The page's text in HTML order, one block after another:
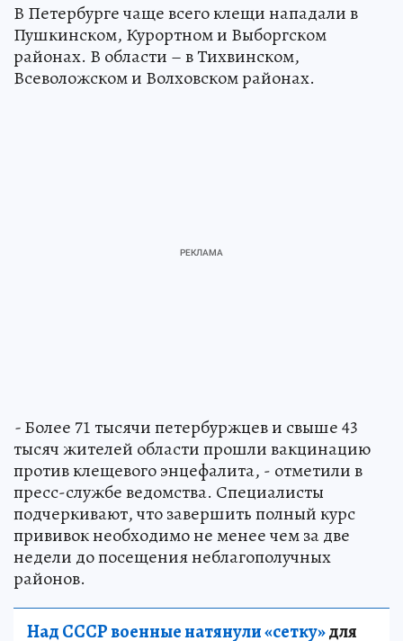
В Петербурге чаще всего клещи нападали в
Пушкинском, Курортном и Выборгском
районах. В области – в Тихвинском,
Всеволожском и Волховском районах.
-Более 71 тысячи петербуржцев и свыше 43
тысяч жителей области прошли вакцинацию
против клещевого энцефалита, - отметили в
пресс-службе ведомства. Специалисты
подчеркивают, что завершить полный курс
прививок необходимо не менее чем за две
недели до посещения неблагополучных
районов.
Над СССР военные натянули «сетку»для